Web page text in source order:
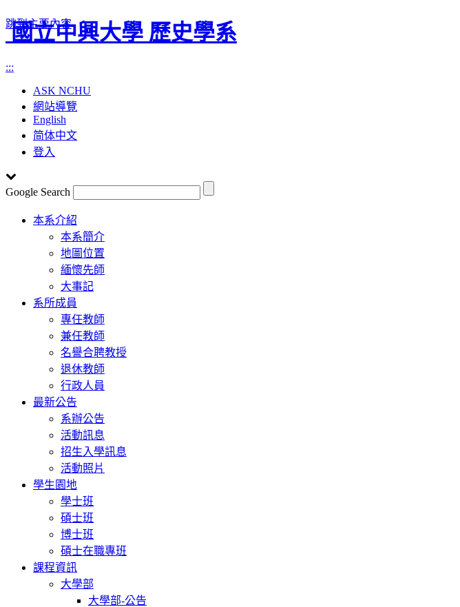
跳到主要內容
國立中興大學 歷史學系
:::
ASK NCHU
網站導覽
English
简体中文
登入
Google Search
Toggle
navigation
本系介紹
本系簡介
地圖位置
緬懷先師
大事記
系所成員
專任教師
兼任教師
名譽合聘教授
退休教師
行政人員
最新公告
系辦公告
活動訊息
招生入學訊息
活動照片
學生園地
學士班
碩士班
博士班
碩士在職專班
課程資訊
大學部
大學部-公告